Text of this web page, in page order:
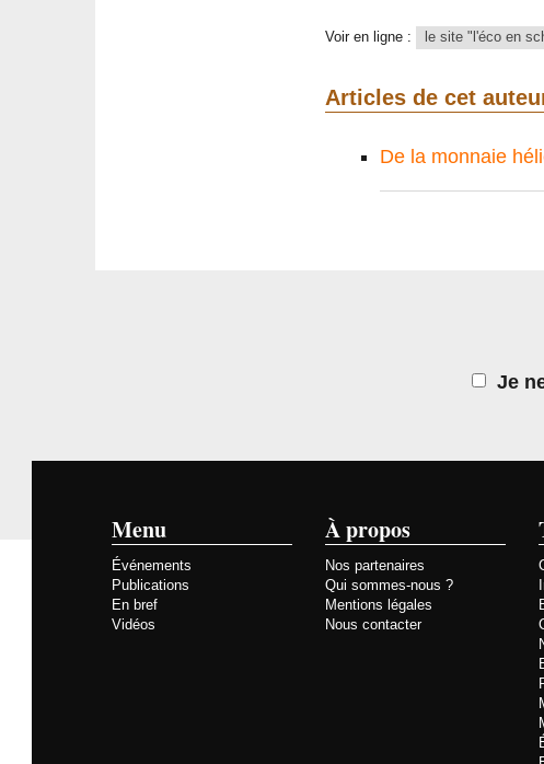
Voir en ligne : le site "l'éco en
Articles de cet
De la monnaie
Je
Menu
Événements
Publications
En bref
Vidéos
À propos
Nos partenaires
Qui sommes-nous ?
Mentions légales
Nous contacter